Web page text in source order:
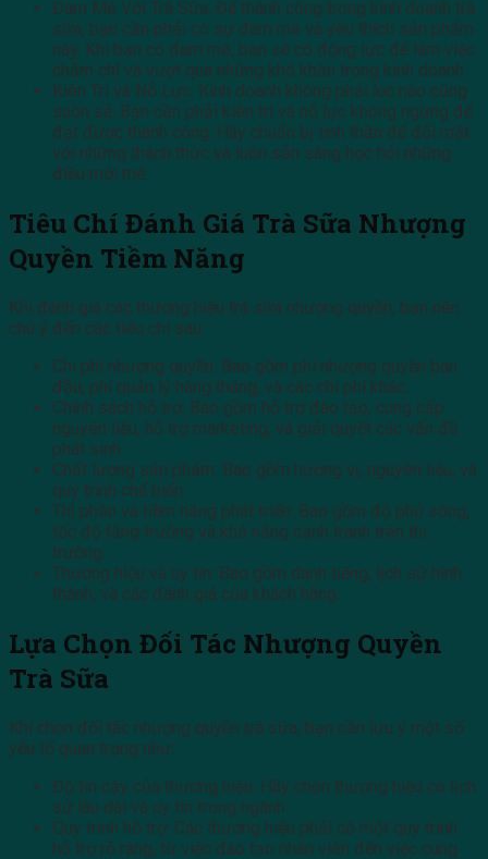
Đam Mê Với Trà Sữa: Để thành công trong kinh doanh trà
sữa, bạn cần phải có sự đam mê và yêu thích sản phẩm
này. Khi bạn có đam mê, bạn sẽ có động lực để làm việc
chăm chỉ và vượt qua những khó khăn trong kinh doanh.
Kiên Trì và Nỗ Lực: Kinh doanh không phải lúc nào cũng
suôn sẻ. Bạn cần phải kiên trì và nỗ lực không ngừng để
đạt được thành công. Hãy chuẩn bị tinh thần để đối mặt
với những thách thức và luôn sẵn sàng học hỏi những
điều mới mẻ.
Tiêu Chí Đánh Giá Trà Sữa Nhượng
Quyền Tiềm Năng
Khi đánh giá các thương hiệu trà sữa nhượng quyền, bạn nên
chú ý đến các tiêu chí sau:
Chi phí nhượng quyền: Bao gồm phí nhượng quyền ban
đầu, phí quản lý hàng tháng, và các chi phí khác.
Chính sách hỗ trợ: Bao gồm hỗ trợ đào tạo, cung cấp
nguyên liệu, hỗ trợ marketing, và giải quyết các vấn đề
phát sinh.
Chất lượng sản phẩm: Bao gồm hương vị, nguyên liệu, và
quy trình chế biến.
Thị phần và tiềm năng phát triển: Bao gồm độ phủ sóng,
tốc độ tăng trưởng và khả năng cạnh tranh trên thị
trường.
Thương hiệu và uy tín: Bao gồm danh tiếng, lịch sử hình
thành, và các đánh giá của khách hàng.
Lựa Chọn Đối Tác Nhượng Quyền
Trà Sữa
Khi chọn đối tác nhượng quyền trà sữa, bạn cần lưu ý một số
yếu tố quan trọng như:
Độ tin cậy của thương hiệu: Hãy chọn thương hiệu có lịch
sử lâu dài và uy tín trong ngành.
Quy trình hỗ trợ: Các thương hiệu phải có một quy trình
hỗ trợ rõ ràng, từ việc đào tạo nhân viên đến việc cung